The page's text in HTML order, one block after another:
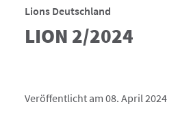
Lions Deutschland
LION 2/2024
Veröffentlicht am 08. April 2024